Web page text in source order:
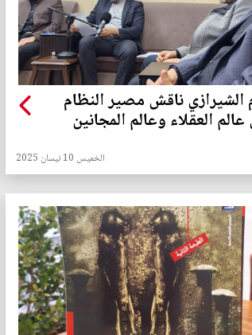
الشيرازي ناقش مصير النظام
العقلاء وعالم المجانين
الخميس 10 نيسان 2025